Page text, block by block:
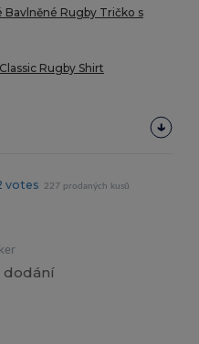
Bavlněné Rugby Tričko s
Rugby Shirt
votes 227 prodaných kusů
dodání